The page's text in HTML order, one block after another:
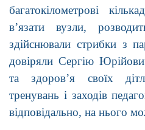
багатокілометрові
в’язати вузли,
здійснювали стрибки з
довіряли Сергію
та здоров’я своїх
тренувань і заходів
відповідально, на нього